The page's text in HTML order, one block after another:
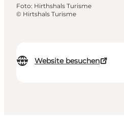
Website besuchen
Foto: Hirthshals Turisme
© Hirtshals Turisme